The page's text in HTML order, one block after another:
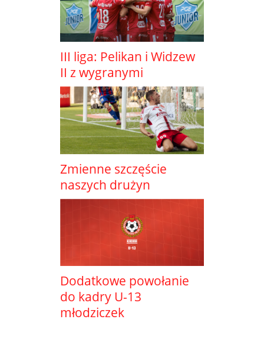
III liga: Pelikan i Widzew
II z wygranymi
Zmienne szczęście
naszych drużyn
Dodatkowe powołanie
do kadry U-13
młodziczek